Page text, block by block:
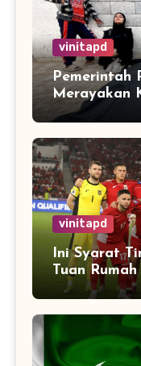
vinitapd
Pemerintah
Merayakan
Gaza
vinitapd
Ini Syarat
Tuan
Piala Dunia